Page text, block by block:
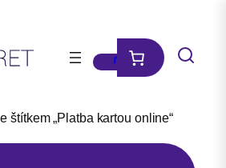
štítkem „Platba kartou online“